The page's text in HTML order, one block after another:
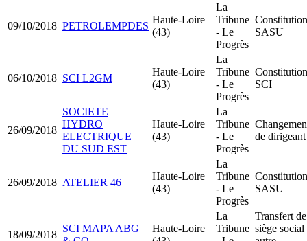
09/10/2018 PETROLEMPDES
Haute-Loire
(43)
La
Tribune
- Le
Progrès
Constitution
SASU
06/10/2018 SCI L2GM
Haute-Loire
(43)
La
Tribune
- Le
Progrès
Constitution
SCI
26/09/2018
SOCIETE
HYDRO
ELECTRIQUE
DU SUD EST
Haute-Loire
(43)
La
Tribune
- Le
Progrès
de dirigeant
26/09/2018 ATELIER 46
Haute-Loire
(43)
La
Tribune
- Le
Progrès
Constitution
SASU
18/09/2018
SCI MAPA ABG
Haute-Loire
La
Tribune
Transfert de
siège social